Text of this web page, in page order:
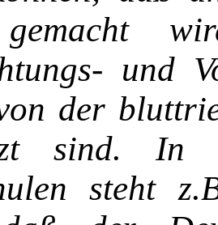
und
der
sind. In
steht